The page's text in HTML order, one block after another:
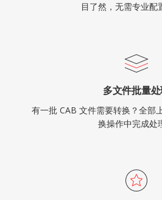
目了然，无需专业配
多文件批量
有一批 CAB 文件需要转换？全部
换操作中完成处